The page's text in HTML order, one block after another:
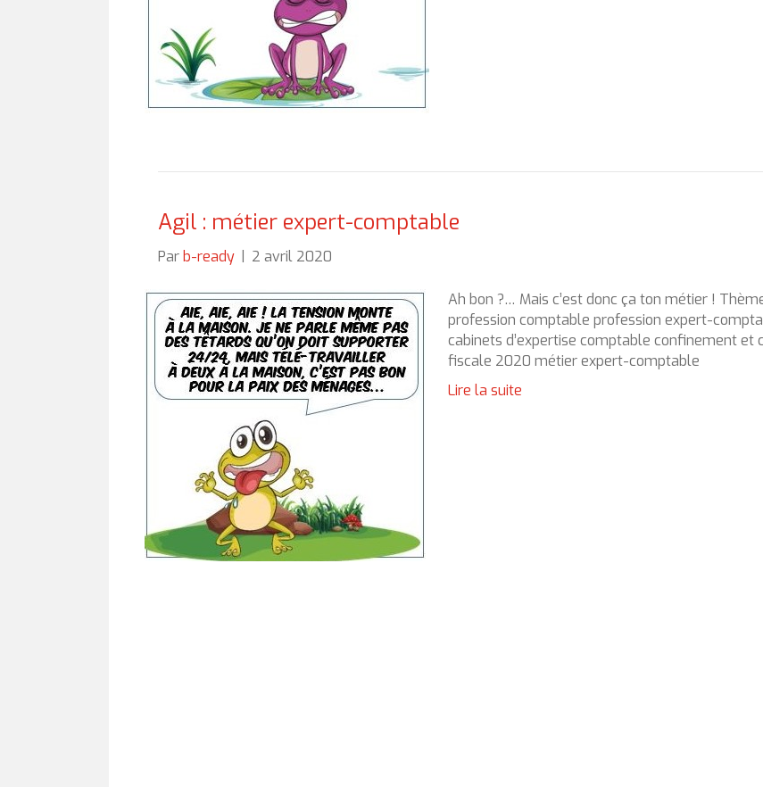
Agil : métier expert-comptable
Par b-ready 2 avril 2020
Ah bon ?… Mais c’est donc ça ton métier !
profession comptable profession expert-
cabinets d’expertise comptable confinement et
fiscale 2020 métier expert-comptable
Lire la suite